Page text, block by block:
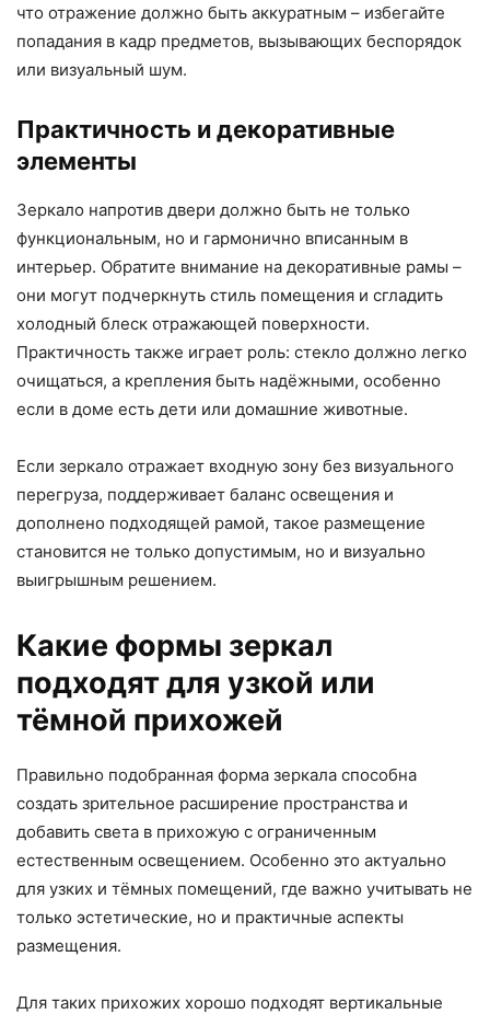
что отражение должно быть аккуратным – избегайте
попадания в кадр предметов, вызывающих беспорядок
или визуальный шум.
Практичность и декоративные
элементы
Зеркало напротив двери должно быть не только
функциональным, но и гармонично вписанным в
интерьер. Обратите внимание на декоративные рамы –
они могут подчеркнуть стиль помещения и сгладить
холодный блеск отражающей поверхности.
Практичность также играет роль: стекло должно легко
очищаться, а крепления быть надёжными, особенно
если в доме есть дети или домашние животные.
Если зеркало отражает входную зону без визуального
перегруза, поддерживает баланс освещения и
дополнено подходящей рамой, такое размещение
становится не только допустимым, но и визуально
выигрышным решением.
Какие формы зеркал
подходят для узкой или
тёмной прихожей
Правильно подобранная форма зеркала способна
создать зрительное расширение пространства и
добавить света в прихожую с ограниченным
естественным освещением. Особенно это актуально
для узких и тёмных помещений, где важно учитывать не
только эстетические, но и практичные аспекты
размещения.
Для таких прихожих хорошо подходят вертикальные